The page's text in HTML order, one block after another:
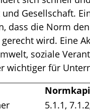
Gesellschaft.
dass die Norm
wird. Eine
soziale
wichtiger für
5.1.1,